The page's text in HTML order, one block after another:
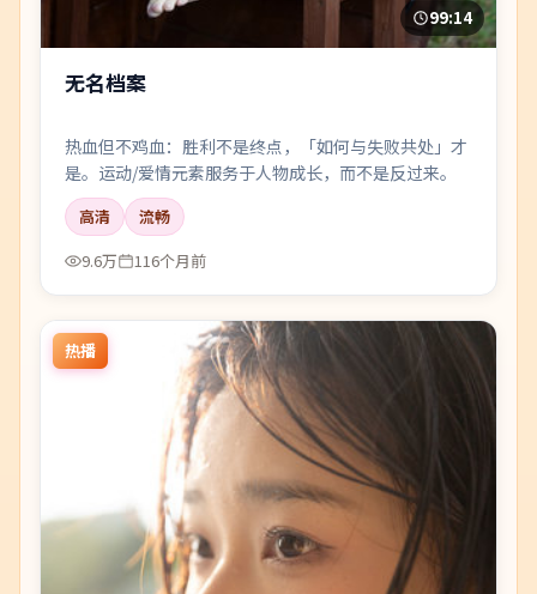
99:14
无名档案
热血但不鸡血：胜利不是终点，「如何与失败共处」才
是。运动/爱情元素服务于人物成长，而不是反过来。
高清
流畅
9.6万
116个月前
热播